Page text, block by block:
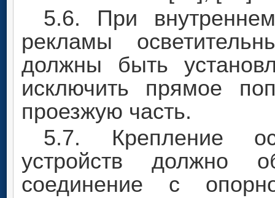
5.6. При
рекламы
должны быть
исключить прямое
проезжую часть.
5.7. Крепление
устройств должно
соединение с